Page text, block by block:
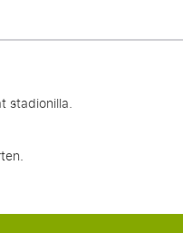
stadionilla.